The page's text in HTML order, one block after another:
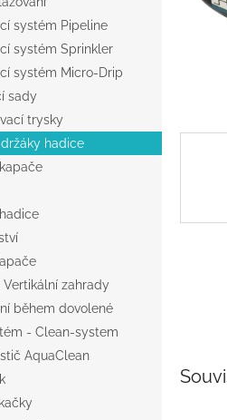
systém Pipeline
systém Sprinkler
systém Micro-Drip
sady
trysky
hadice
Vertikální zahrady
během dovolené
- Clean-system
AquaClean